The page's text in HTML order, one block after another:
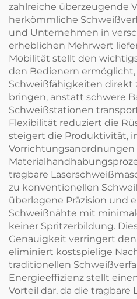
zahlreiche überzeugende
herkömmliche
und Unternehmen in
erheblichen Mehrwert
Mobilität stellt den
den Bedienern ermöglicht,
Schweißfähigkeiten direkt
bringen, anstatt schwere
Schweißstationen
Flexibilität reduziert die
steigert die Produktivität,
Vorrichtungsanordnungen
tragbare
zu konventionellen
überlegene Präzision und
Schweißnähte mit
keiner Spritzerbildung.
Genauigkeit verringert
eliminiert kostspielige
traditionellen
Energieeffizienz stellt
Vorteil dar, da die tragbare